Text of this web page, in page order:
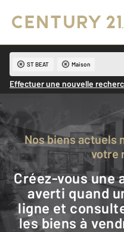
ST BEAT Maison
Effectuer une nouvelle
Nos biens actuels ne correspondent pas à
votre
Créez-vous une alerte mail pour être
averti quand
ligne et
les biens à